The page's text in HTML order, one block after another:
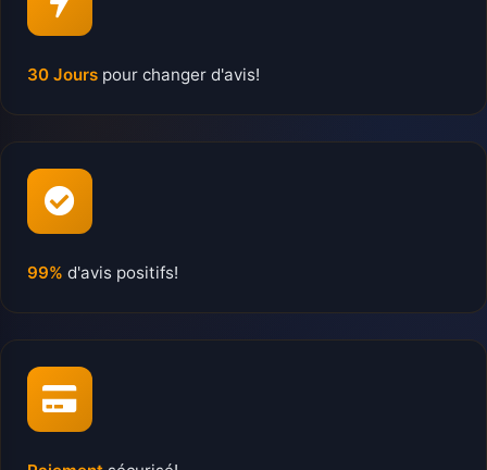
30 Jours pour changer d'avis!
99% d'avis positifs!